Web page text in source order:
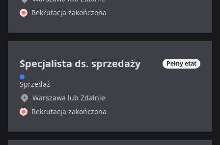
Rekrutacja zakończona
Specjalista ds. sprzedaży Pełny etat
Sprzedaż
Warszawa lub Zdalnie
Rekrutacja zakończona